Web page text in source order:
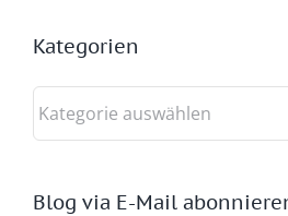
Kategorien
Kategorien
Blog via E-Mail